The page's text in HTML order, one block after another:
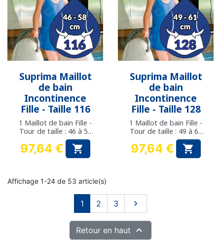
Suprima Maillot
de bain
Incontinence
Fille - Taille 116
1 Maillot de bain Fille -
Tour de taille : 46 à 58
Prix
97,64 € 
Suprima Maillot
de bain
Incontinence
Fille - Taille 128
1 Maillot de bain Fille -
Tour de taille : 49 à 61
Prix
97,64 € 
Affichage 1-24 de 53 article(s)
1 2 3 Suivant

Retour en haut 